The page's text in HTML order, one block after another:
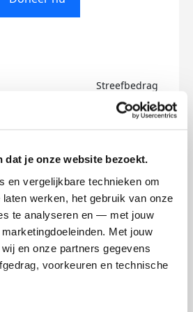
dat je onze website bezoekt.
en vergelijkbare technieken om
werken, het gebruik van onze
te analyseren en — met jouw
Met jouw
en onze partners gegevens
voorkeuren en technische
Streefbedrag
€500
badges